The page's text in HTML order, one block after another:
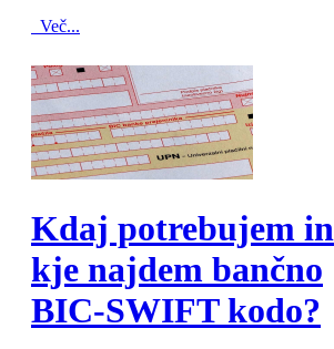
Več...
Kdaj potrebujem in
kje najdem bančno
BIC-SWIFT kodo?